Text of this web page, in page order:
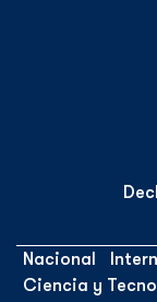
Nacional
Ciencia y